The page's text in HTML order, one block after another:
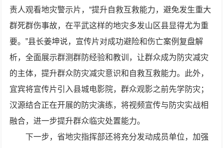
责人观看地灾警示片，“提升自救互救能力，避免发生重大
群死群伤事故，在平武这样的地灾多发山区县显得尤为重
要。”县长姜坤说，宣传片对成功避险和伤亡案例复盘解
析，全面展示群测群防经验和教训，让群众成为防灾减灾
的主体，提升群众防灾减灾意识和自救互救能力。此外，
宜宾将宣传片引入县城电影院，群众观影之前先学防灾；
汉源结合正在开展的防灾演练，将视频宣传与防灾实战相
融合，进一步提升群众临灾处置能力。
下一步，省地灾指挥部还将充分发动成员单位，加强